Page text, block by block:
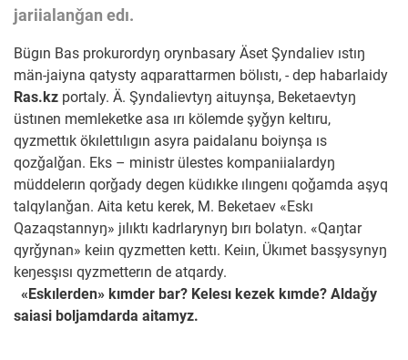
jariialanǧan edı.
Bügın Bas prokurordyŋ orynbasary Äset Şyndaliev ıstıŋ
män-jaiyna qatysty aqparattarmen bölıstı, - dep habarlaidy
Ras.kz portaly. Ä. Şyndalievtyŋ aituynşa, Beketaevtyŋ
üstınen memleketke asa ırı kölemde şyǧyn keltıru,
qyzmettık ökılettılıgın asyra paidalanu boiynşa ıs
qozǧalǧan. Eks – ministr ülestes kompaniialardyŋ
müddelerın qorǧady degen küdıkke ılıngenı qoǧamda aşyq
talqylanǧan. Aita ketu kerek, M. Beketaev «Eskı
Qazaqstannyŋ» jılıktı kadrlarynyŋ bırı bolatyn. «Qaŋtar
qyrǧynan» keiın qyzmetten kettı. Keiın, Ükımet basşysynyŋ
keŋesşısı qyzmetterın de atqardy.
«Eskılerden» kımder bar? Kelesı kezek kımde? Aldaǧy
saiasi boljamdarda aitamyz.